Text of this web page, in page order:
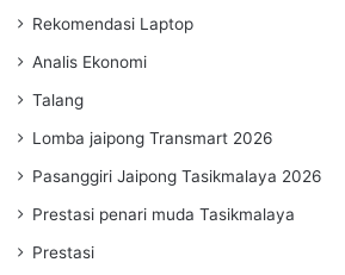
Rekomendasi Laptop
Analis Ekonomi
Talang
Lomba jaipong Transmart 2026
Pasanggiri Jaipong Tasikmalaya 2026
Prestasi penari muda Tasikmalaya
Prestasi